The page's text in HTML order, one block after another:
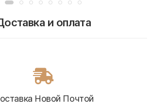
и оплата
Новой Почтой